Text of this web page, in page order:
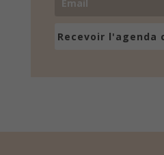
Recevoir l'agenda